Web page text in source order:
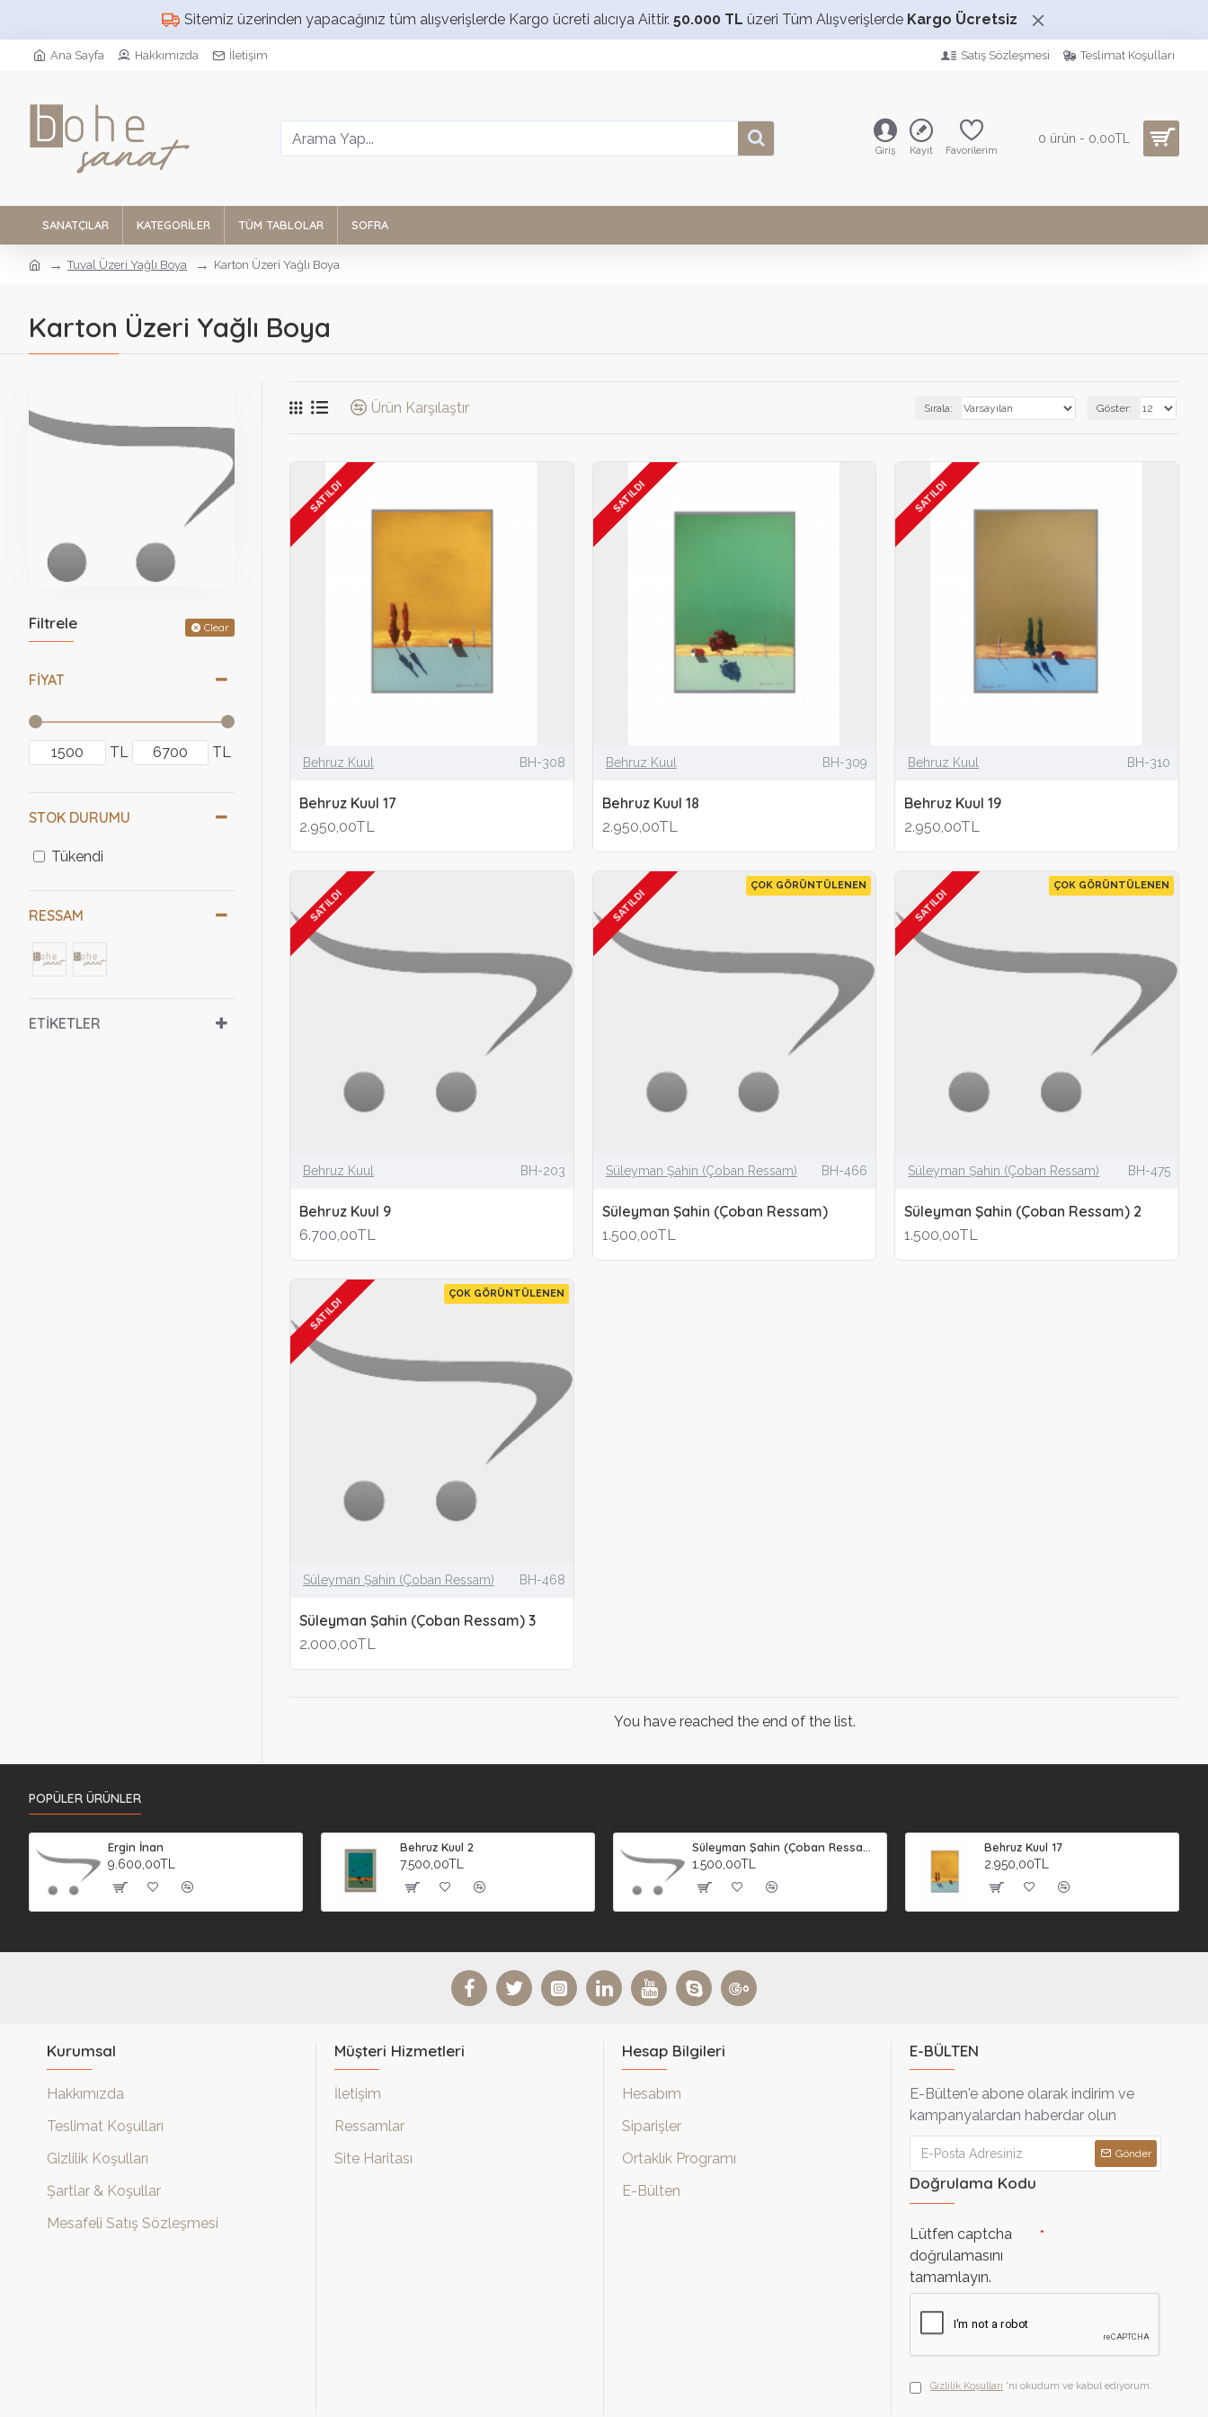
Sitemiz üzerinden yapacağınız tüm alışverişlerde Kargo ücreti alıcıya Aittir. 50.000 TL üzeri Tüm Alışverişlerde Kargo Ücretsiz
Ana Sayfa Hakkımızda İletişim Satış Sözleşmesi Teslimat Koşulları
Giriş Kayıt Favorilerim
0 ürün - 0,00TL
SANATÇILAR KATEGORILER TÜM TABLOLAR SOFRA
Tuval Üzeri Yağlı Boya Karton Üzeri Yağlı Boya
Karton Üzeri Yağlı Boya
Filtrele Clear
FIYAT
TL TL
RESSAM
ETIKETLER
STOK DURUMU
Tükendi
Ürün Karşılaştır Sırala: Göster:
SATILDI
Behruz Kuul BH-308
Behruz Kuul 17
2.950,00TL
SATILDI
Behruz Kuul BH-309
Behruz Kuul 18
2.950,00TL
SATILDI
Behruz Kuul BH-310
Behruz Kuul 19
2.950,00TL
SATILDI
Behruz Kuul BH-203
Behruz Kuul 9
6.700,00TL
ÇOK GÖRÜNTÜLENEN
SATILDI
Süleyman Şahin (Çoban Ressam) BH-466
Süleyman Şahin (Çoban Ressam)
1.500,00TL
ÇOK GÖRÜNTÜLENEN
SATILDI
Süleyman Şahin (Çoban Ressam) BH-475
Süleyman Şahin (Çoban Ressam) 2
1.500,00TL
ÇOK GÖRÜNTÜLENEN
SATILDI
Süleyman Şahin (Çoban Ressam) BH-468
Süleyman Şahin (Çoban Ressam) 3
2.000,00TL
You have reached the end of the list.
POPÜLER ÜRÜNLER
Ergin İnan
9.600,00TL
Behruz Kuul 2
7.500,00TL
Süleyman Şahin (Çoban Ressam) 2
1.500,00TL
Behruz Kuul 17
2.950,00TL
Kurumsal
Hakkımızda
Teslimat Koşulları
Gizlilik Koşulları
Şartlar & Koşullar
Mesafeli Satış Sözleşmesi
Müşteri Hizmetleri
İletişim
Ressamlar
Site Haritası
Hesap Bilgileri
Hesabım
Siparişler
Ortaklık Programı
E-Bülten
E-BÜLTEN
E-Bülten'e abone olarak indirim ve
kampanyalardan haberdar olun
Gönder
Doğrulama Kodu
Lütfen captcha
doğrulamasını
tamamlayın.
Gizlilik Koşulları 'ni okudum ve kabul ediyorum.